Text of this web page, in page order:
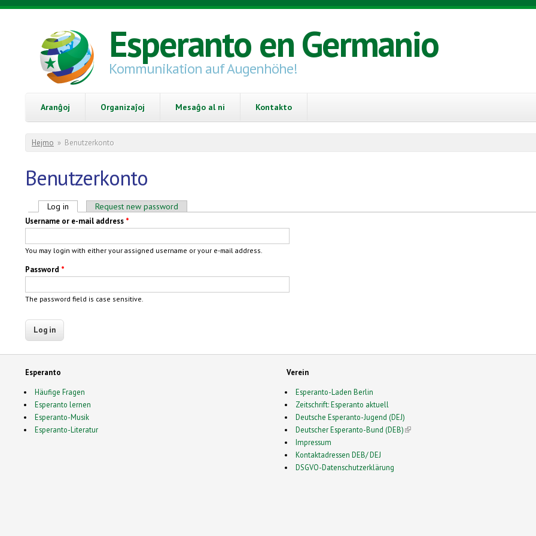
Skip to main content
Esperanto en Germanio
Kommunikation auf Augenhöhe!
Aranĝoj Organizaĵoj Mesaĝo al ni Kontakto
You are here
Hejmo » Benutzerkonto
Benutzerkonto
Primary tabs
Log in (active tab)Request new password
Username or e-mail address *
You may login with either your assigned username or your e-mail address.
Password *
The password field is case sensitive.
Esperanto
Häufige Fragen
Esperanto lernen
Esperanto-Musik
Esperanto-Literatur
Verein
Esperanto-Laden Berlin
Zeitschrift: Esperanto aktuell
Deutsche Esperanto-Jugend (DEJ)
Deutscher Esperanto-Bund (DEB)(link is external)
Impressum
Kontaktadressen DEB/ DEJ
DSGVO-Datenschutzerklärung